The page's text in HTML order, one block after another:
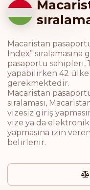
Macaristan
Index” sıralamasına
pasaportu sahipleri,
yapabilirken 42 ülke
gerekmektedir.
Macaristan
sıralaması,
vizesiz giriş
vize ya da
yapmasına izin
belirlenir.